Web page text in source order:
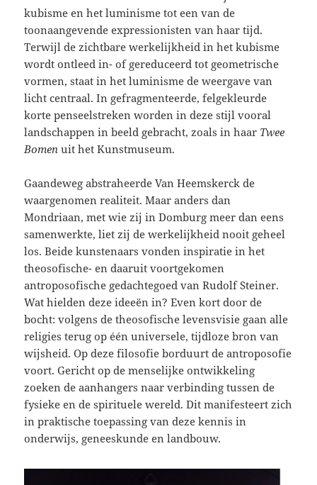
kubisme en het luminisme tot een van de
toonaangevende expressionisten van haar tijd.
Terwijl de zichtbare werkelijkheid in het kubisme
wordt ontleed in- of gereduceerd tot geometrische
vormen, staat in het luminisme de weergave van
licht centraal. In gefragmenteerde, felgekleurde
korte penseelstreken worden in deze stijl vooral
landschappen in beeld gebracht, zoals in haar Twee
Bomen uit het Kunstmuseum.
Gaandeweg abstraheerde Van Heemskerck de
waargenomen realiteit. Maar anders dan
Mondriaan, met wie zij in Domburg meer dan eens
samenwerkte, liet zij de werkelijkheid nooit geheel
los. Beide kunstenaars vonden inspiratie in het
theosofische- en daaruit voortgekomen
antroposofische gedachtegoed van Rudolf Steiner.
Wat hielden deze ideeën in? Even kort door de
bocht: volgens de theosofische levensvisie gaan alle
religies terug op één universele, tijdloze bron van
wijsheid. Op deze filosofie borduurt de antroposofie
voort. Gericht op de menselijke ontwikkeling
zoeken de aanhangers naar verbinding tussen de
fysieke en de spirituele wereld. Dit manifesteert zich
in praktische toepassing van deze kennis in
onderwijs, geneeskunde en landbouw.